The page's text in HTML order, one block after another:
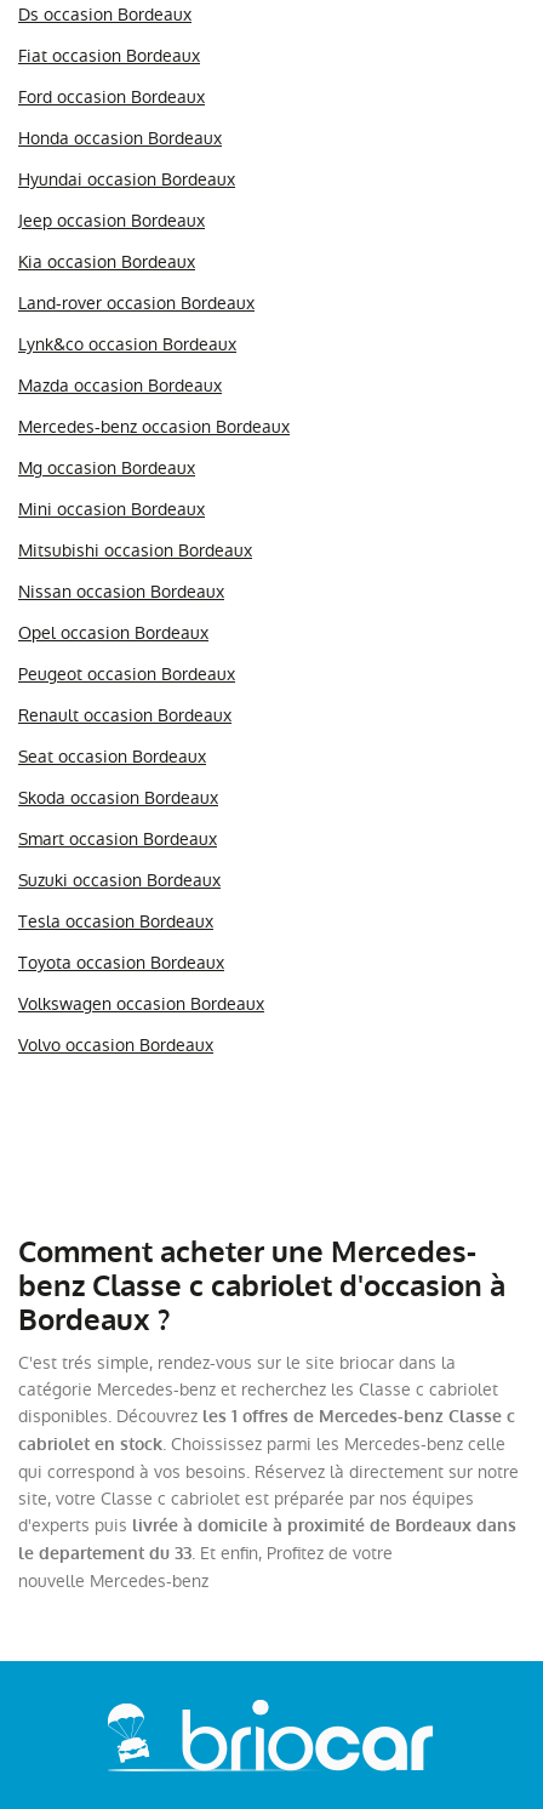
Ds occasion Bordeaux
Fiat occasion Bordeaux
Ford occasion Bordeaux
Honda occasion Bordeaux
Hyundai occasion Bordeaux
Jeep occasion Bordeaux
Kia occasion Bordeaux
Land-rover occasion Bordeaux
Lynk&co occasion Bordeaux
Mazda occasion Bordeaux
Mercedes-benz occasion Bordeaux
Mg occasion Bordeaux
Mini occasion Bordeaux
Mitsubishi occasion Bordeaux
Nissan occasion Bordeaux
Opel occasion Bordeaux
Peugeot occasion Bordeaux
Renault occasion Bordeaux
Seat occasion Bordeaux
Skoda occasion Bordeaux
Smart occasion Bordeaux
Suzuki occasion Bordeaux
Tesla occasion Bordeaux
Toyota occasion Bordeaux
Volkswagen occasion Bordeaux
Volvo occasion Bordeaux
Comment acheter une Mercedes-
benz Classe c cabriolet d'occasion à
Bordeaux ?
C'est trés simple, rendez-vous sur le site briocar dans la
catégorie Mercedes-benz et recherchez les Classe c cabriolet
disponibles. Découvrez les 1 offres de Mercedes-benz Classe c
cabriolet en stock. Choississez parmi les Mercedes-benz celle
qui correspond à vos besoins. Réservez là directement sur notre
site, votre Classe c cabriolet est préparée par nos équipes
d'experts puis livrée à domicile à proximité de Bordeaux dans
le departement du 33. Et enfin, Profitez de votre
nouvelle Mercedes-benz